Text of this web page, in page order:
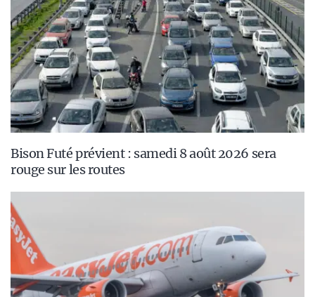
Bison Futé prévient : samedi 8 août 2026 sera
rouge sur les routes